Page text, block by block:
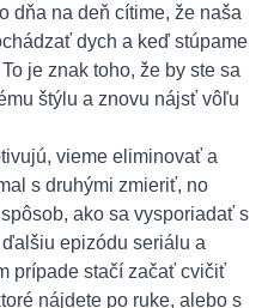
dňa na deň cítime, že naša
dych a keď stúpame
je znak toho, že by ste sa
štýlu a znovu nájsť vôľu
vieme eliminovať a
s druhými zmieriť, no
ako sa vysporiadať s
epizódu seriálu a
prípade stačí začať cvičiť
nájdete po ruke, alebo s